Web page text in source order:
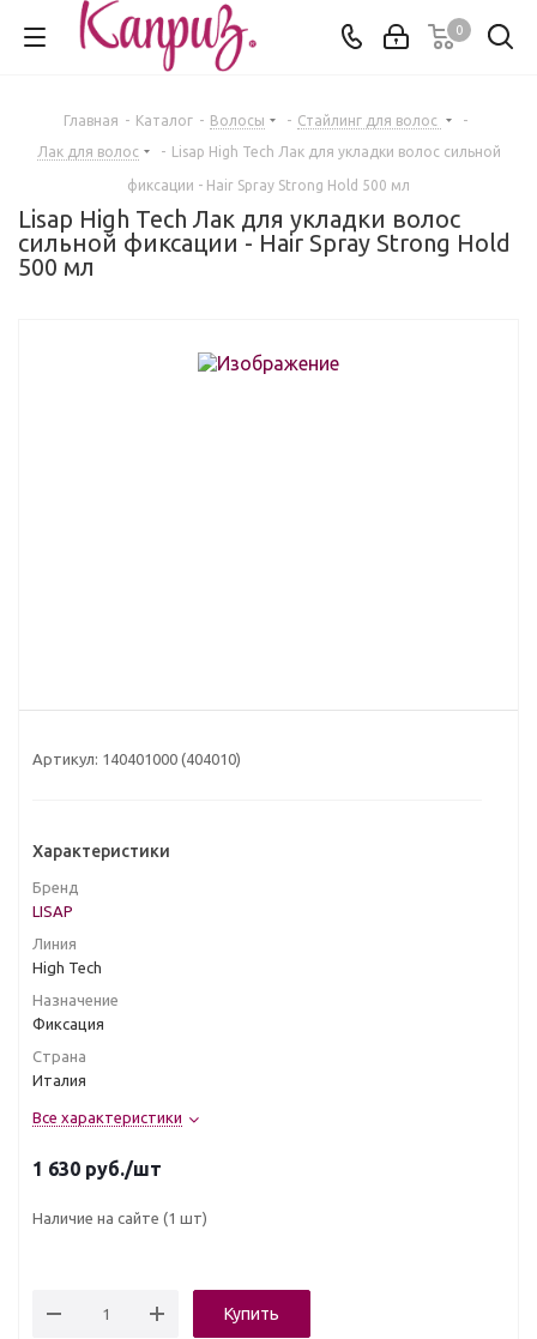
0
Главная - Каталог - Волосы - Стайлинг для волос
-
Лак для волос
- Lisap High Tech Лак для укладки волос сильной
фиксации - Hair Spray Strong Hold 500 мл
Lisap High Tech Лак для укладки волос
сильной фиксации - Hair Spray Strong Hold
500 мл
Артикул: 140401000 (404010)
Характеристики
Бренд
LISAP
Линия
High Tech
Назначение
Фиксация
Страна
Италия
Все характеристики
1 630 руб./шт
Наличие на сайте (1 шт)
Купить